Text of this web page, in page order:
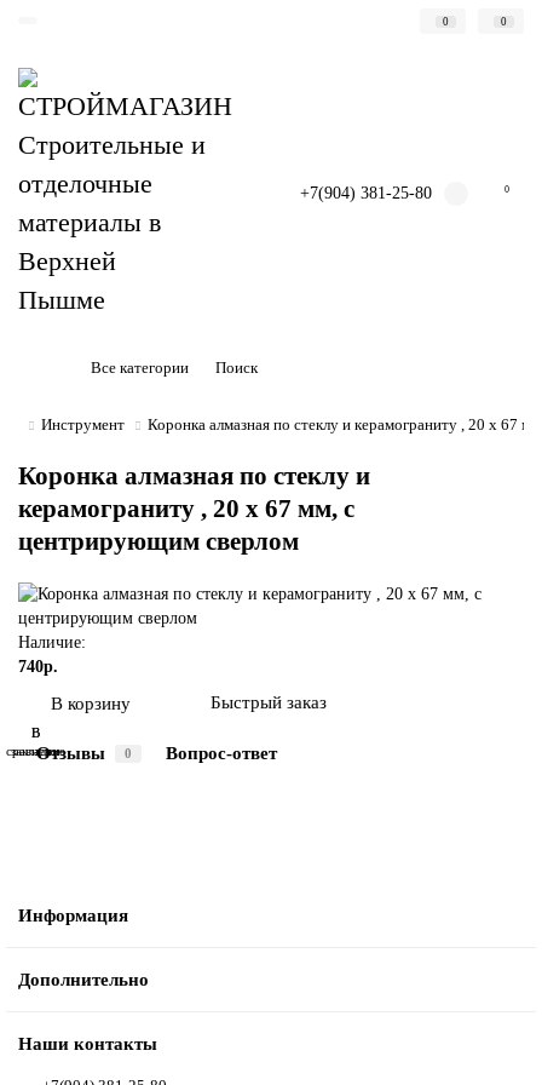
0 0
+7(904) 381-25-80 0
Все категории
Инструмент Коронка алмазная по стеклу и керамограниту , 20 х 67
Коронка алмазная по стеклу и
керамограниту , 20 х 67 мм, с
центрирующим сверлом
Наличие:
740р.
В корзину Быстрый заказ
В
закладки
В
сравнениеОтзывы 0 Вопрос-ответ
Информация
Дополнительно
Наши контакты